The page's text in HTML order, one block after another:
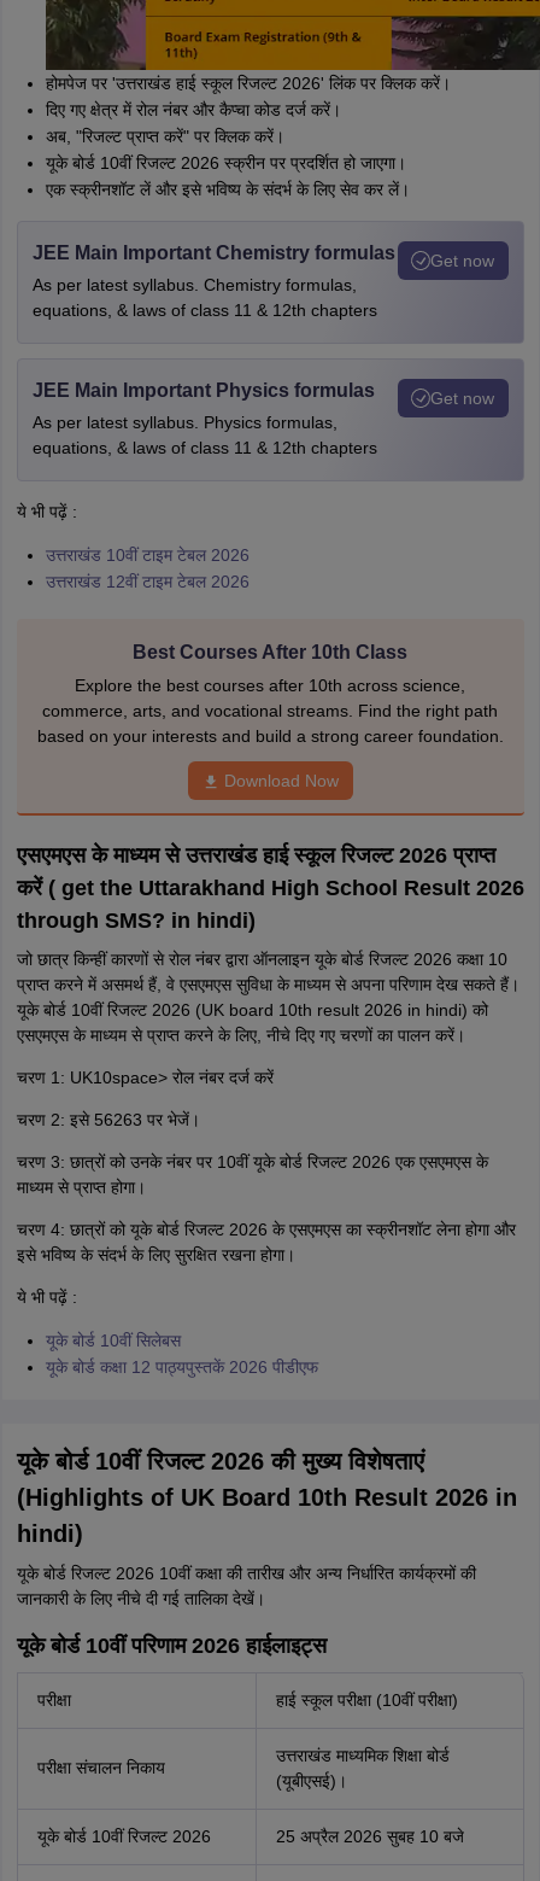
होमपेज पर 'उत्तराखंड हाई स्कूल रिजल्ट 2026' लिंक पर क्लिक करें।
दिए गए क्षेत्र में रोल नंबर और कैप्चा कोड दर्ज करें।
अब, "रिजल्ट प्राप्त करें" पर क्लिक करें।
यूके बोर्ड 10वीं रिजल्ट 2026 स्क्रीन पर प्रदर्शित हो जाएगा।
एक स्क्रीनशॉट लें और इसे भविष्य के संदर्भ के लिए सेव कर लें।
JEE Main Important Chemistry formulas
As per latest syllabus. Chemistry formulas,
equations, & laws of class 11 & 12th chapters
Get now
JEE Main Important Physics formulas
As per latest syllabus. Physics formulas,
equations, & laws of class 11 & 12th chapters
Get now
ये भी पढ़ें :
उत्तराखंड 10वीं टाइम टेबल 2026
उत्तराखंड 12वीं टाइम टेबल 2026
Best Courses After 10th Class
Explore the best courses after 10th across science,
commerce, arts, and vocational streams. Find the right path
based on your interests and build a strong career foundation.
Download Now
एसएमएस के माध्यम से उत्तराखंड हाई स्कूल रिजल्ट 2026 प्राप्त
करें ( get the Uttarakhand High School Result 2026
through SMS? in hindi)
जो छात्र किन्हीं कारणों से रोल नंबर द्वारा ऑनलाइन यूके बोर्ड रिजल्ट 2026 कक्षा 10
प्राप्त करने में असमर्थ हैं, वे एसएमएस सुविधा के माध्यम से अपना परिणाम देख सकते हैं।
यूके बोर्ड 10वीं रिजल्ट 2026 (UK board 10th result 2026 in hindi) को
एसएमएस के माध्यम से प्राप्त करने के लिए, नीचे दिए गए चरणों का पालन करें।
चरण 1: UK10space> रोल नंबर दर्ज करें
चरण 2: इसे 56263 पर भेजें।
चरण 3: छात्रों को उनके नंबर पर 10वीं यूके बोर्ड रिजल्ट 2026 एक एसएमएस के
माध्यम से प्राप्त होगा।
चरण 4: छात्रों को यूके बोर्ड रिजल्ट 2026 के एसएमएस का स्क्रीनशॉट लेना होगा और
इसे भविष्य के संदर्भ के लिए सुरक्षित रखना होगा।
ये भी पढ़ें :
यूके बोर्ड 10वीं सिलेबस
यूके बोर्ड कक्षा 12 पाठ्यपुस्तकें 2026 पीडीएफ
यूके बोर्ड 10वीं रिजल्ट 2026 की मुख्य विशेषताएं
(Highlights of UK Board 10th Result 2026 in
hindi)
यूके बोर्ड रिजल्ट 2026 10वीं कक्षा की तारीख और अन्य निर्धारित कार्यक्रमों की
जानकारी के लिए नीचे दी गई तालिका देखें।
यूके बोर्ड 10वीं परिणाम 2026 हाईलाइट्स
परीक्षा हाई स्कूल परीक्षा (10वीं परीक्षा)
परीक्षा संचालन निकाय
उत्तराखंड माध्यमिक शिक्षा बोर्ड
(यूबीएसई)।
यूके बोर्ड 10वीं रिजल्ट 2026 25 अप्रैल 2026 सुबह 10 बजे